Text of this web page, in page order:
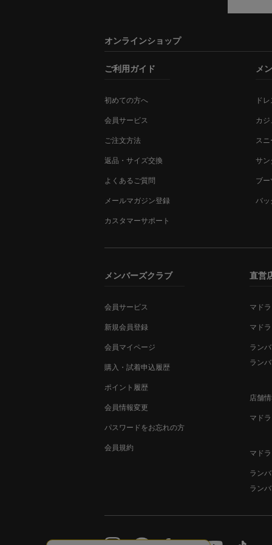
オンラインショップ
ご利用ガイド
初めての方へ
会員サービス
ご注文方法
返品・サイズ交換
よくあるご質問
メールマガジン登録
カスタマーサポート
メ
ド
カ
ス
サン
ブー
バ
メンバーズクラブ
会員サービス
新規会員登録
会員マイページ
購入・試着申込履歴
ポイント履歴
会員情報変更
パスワードをお忘れの方
会員規約
直営
マド
マド
ラン
ラン
店舗
マド
マド
ラン
ラン